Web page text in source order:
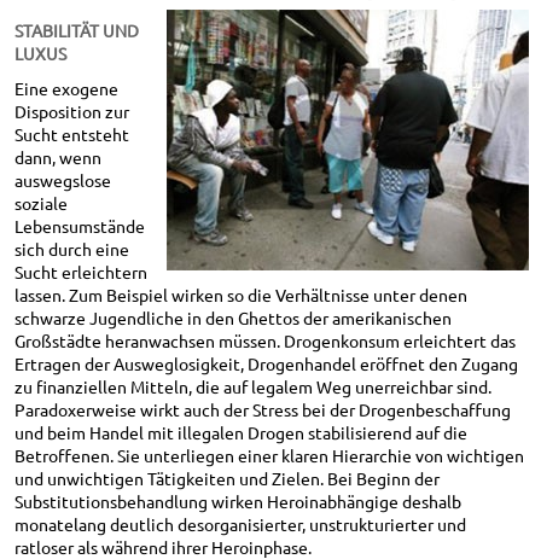
STABILITÄT UND
LUXUS
Eine exogene
Disposition zur
Sucht entsteht
dann, wenn
auswegslose
soziale
Lebensumstände
sich durch eine
Sucht erleichtern
lassen. Zum Beispiel wirken so die Verhältnisse unter denen
schwarze Jugendliche in den Ghettos der amerikanischen
Großstädte heranwachsen müssen. Drogenkonsum erleichtert das
Ertragen der Ausweglosigkeit, Drogenhandel eröffnet den Zugang
zu finanziellen Mitteln, die auf legalem Weg unerreichbar sind.
Paradoxerweise wirkt auch der Stress bei der Drogenbeschaffung
und beim Handel mit illegalen Drogen stabilisierend auf die
Betroffenen. Sie unterliegen einer klaren Hierarchie von wichtigen
und unwichtigen Tätigkeiten und Zielen. Bei Beginn der
Substitutionsbehandlung wirken Heroinabhängige deshalb
monatelang deutlich desorganisierter, unstrukturierter und
ratloser als während ihrer Heroinphase.